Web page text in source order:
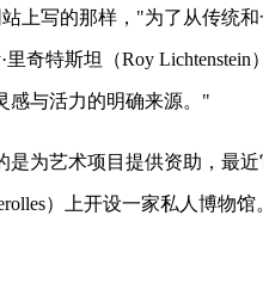
站上写的那样，"为了从传统
奇特斯坦（Roy
感与活力的明确来源。"
是为艺术项目提供资助，最
）上开设一家私人博物馆